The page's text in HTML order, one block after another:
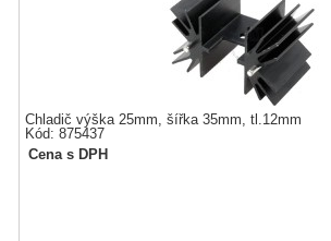
Chladič výška 25mm, šířka 35mm, tl.12mm
Kód: 875437
Cena s DPH